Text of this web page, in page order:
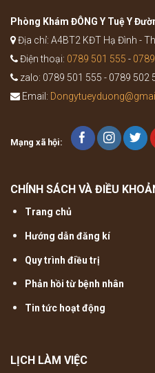
Phòng Khám ĐÔNG Y Tuệ Y
Địa chỉ: A4BT2 KĐT Hạ Đình -
Điện thoại: 0789 501 555 -
zalo: 0789 501 555 - 0789 502
Email:
Mạng xã hội:
CHÍNH SÁCH VÀ ĐIỀU
Trang chủ
Hướng dẫn đăng kí
Quy trình điều trị
Phản hồi từ bệnh nhân
Tin tức hoạt động
LỊCH LÀM VIỆC